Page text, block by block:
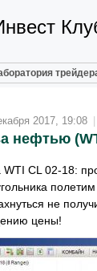
2017, 19:08 |
нефтью
CL 02-18:
не
цены!